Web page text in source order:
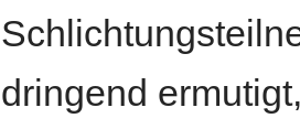
dringend